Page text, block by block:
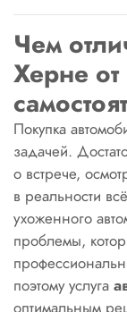
Чем
Херне от
Покупка
задачей.
о встрече,
в реальности
ухоженного
проблемы,
поэтому услуга
оптимальным